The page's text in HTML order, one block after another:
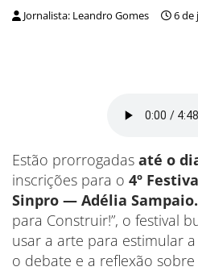
Jornalista: Leandro Gomes 6 de
Estão prorrogadas até o
inscrições para o 4º
Sinpro — Adélia Sampaio.
para Construir!”, o festival
usar a arte para estimular
o debate e a reflexão